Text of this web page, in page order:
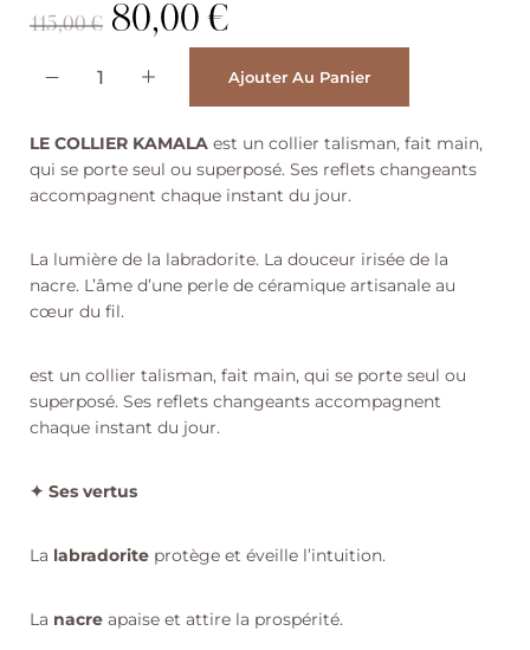
115,00€ 80,00€
Ajouter Au Panier
r
n
a
v
:
LE COLLIER KAMALA est un collier talisman, fait main,
qui se porte seul ou superposé. Ses reflets changeants
accompagnent chaque instant du jour.
La lumière de la labradorite. La douceur irisée de la
nacre. L’âme d’une perle de céramique artisanale au
cœur du fil.
est un collier talisman, fait main, qui se porte seul ou
superposé. Ses reflets changeants accompagnent
chaque instant du jour.
✦ Ses vertus
La labradorite protège et éveille l’intuition.
La nacre apaise et attire la prospérité.